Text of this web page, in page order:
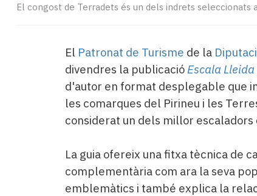
El congost de Terradets és un dels indrets seleccionats
El Patronat de Turisme de la
divendres la publicació Escala
d'autor en format desplegable que
les comarques del Pirineu i les
considerat un dels millor escaladors
La guia ofereix una fitxa tècnica de
complementària com ara la seva
emblemàtics i també explica la